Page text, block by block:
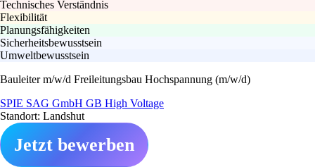
Technisches Verständnis
Flexibilität
Planungsfähigkeiten
Sicherheitsbewusstsein
Umweltbewusstsein
Bauleiter m/w/d Freileitungsbau Hochspannung (m/w/d)
SPIE SAG GmbH GB High Voltage
Standort: Landshut
Jetzt bewerben